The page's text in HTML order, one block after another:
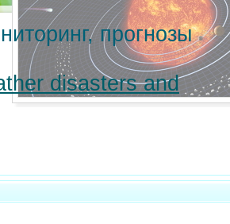
прогнозы
disasters and